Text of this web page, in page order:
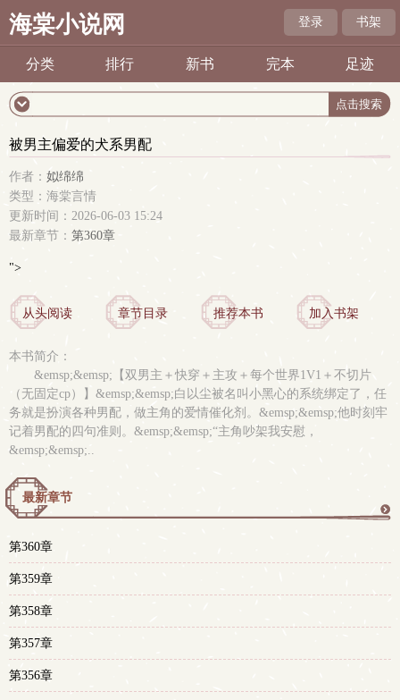
海棠小说网 登录 书架
分类 排行 新书 完本 足迹
被男主偏爱的犬系男配
作者： 姒绵绵
类型：海棠言情
更新时间：2026-06-03 15:24
最新章节： 第360章
">
从头阅读 章节目录 推荐本书 加入书架
本书简介：
&emsp;&emsp;【双男主＋快穿＋主攻＋每个世界1V1＋不切片
（无固定cp）】&emsp;&emsp;白以尘被名叫小黑心的系统绑定了，任
务就是扮演各种男配，做主角的爱情催化剂。&emsp;&emsp;他时刻牢
记着男配的四句准则。&emsp;&emsp;“主角吵架我安慰，
&emsp;&emsp;..
最新章节
第360章
第359章
第358章
第357章
第356章